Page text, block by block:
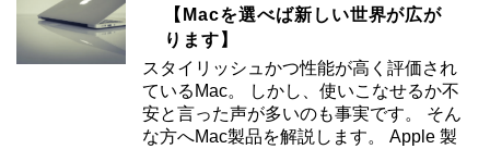
【Macを選べば新しい世界が広が
ります】
スタイリッシュかつ性能が高く評価され
ているMac。 しかし、使いこなせるか不
安と言った声が多いのも事実です。 そん
な方へMac製品を解説します。 Apple 製